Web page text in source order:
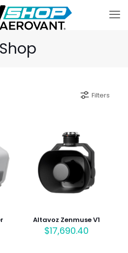
Shop
Filters
Altavoz Zenmuse V1
$17,690.40